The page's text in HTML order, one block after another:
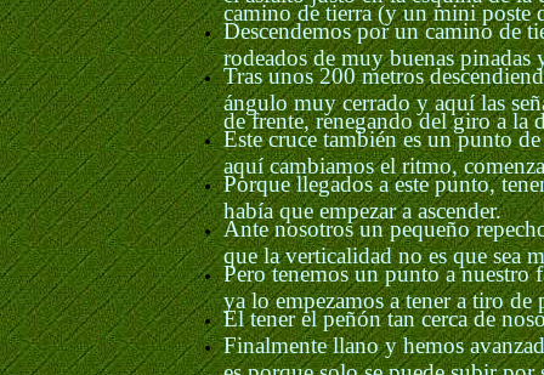
camino de tierra (y un mini poste
Descendemos por un camino de
rodeados de muy buenas
Tras unos 200 metros
ángulo muy cerrado y aquí las
de frente, renegando del giro a la
Este cruce también es un punto
aquí cambiamos el ritmo,
Porque llegados a este punto,
había que empezar a ascender.
Ante nosotros un pequeño
que la verticalidad no es que sea
Pero tenemos un punto a nuestro
ya lo empezamos a tener a tiro de
El tener el peñón tan cerca de
Finalmente llano y hemos
es porque solo se puede subir por